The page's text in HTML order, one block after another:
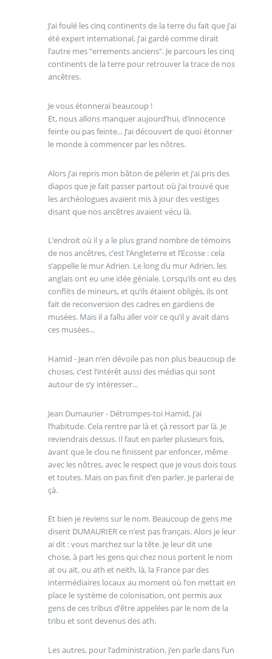
J’ai foulé les cinq continents de la terre du fait que j’ai
été expert international, j’ai gardé comme dirait
l’autre mes "errements anciens". Je parcours les cinq
continents de la terre pour retrouver la trace de nos
ancêtres.
Je vous étonnerai beaucoup !
Et, nous allons manquer aujourd’hui, d’innocence
feinte ou pas feinte... J’ai découvert de quoi étonner
le monde à commencer par les nôtres.
Alors j’ai repris mon bâton de pèlerin et j’ai pris des
diapos que je fait passer partout où j’ai trouvé que
les archéologues avaient mis à jour des vestiges
disant que nos ancêtres avaient vécu là.
L’endroit où il y a le plus grand nombre de témoins
de nos ancêtres, c’est l’Angleterre et l’Ecosse : cela
s’appelle le mur Adrien. Le long du mur Adrien, les
anglais ont eu une idée géniale. Lorsqu’ils ont eu des
conflits de mineurs, et qu’ils étaient obligés, ils ont
fait de reconversion des cadres en gardiens de
musées. Mais il a fallu aller voir ce qu’il y avait dans
ces musées...
Hamid - Jean n’en dévoile pas non plus beaucoup de
choses, c’est l’intérêt aussi des médias qui sont
autour de s’y intéresser...
Jean Dumaurier - Détrompes-toi Hamid, j’ai
l’habitude. Cela rentre par là et çà ressort par là. Je
reviendrais dessus. Il faut en parler plusieurs fois,
avant que le clou ne finissent par enfoncer, même
avec les nôtres, avec le respect que je vous dois tous
et toutes. Mais on pas finit d’en parler. Je parlerai de
çà.
Et bien je reviens sur le nom. Beaucoup de gens me
disent DUMAURIER ce n’est pas français. Alors je leur
ai dit : vous marchez sur la tête. Je leur dit une
chose, à part les gens qui chez nous portent le nom
at ou aït, ou ath et neith, là, la France par des
intermédiaires locaux au moment où l’on mettait en
place le système de colonisation, ont permis aux
gens de ces tribus d’être appelées par le nom de la
tribu et sont devenus des ath.
Les autres, pour l’administration, j’en parle dans l’un